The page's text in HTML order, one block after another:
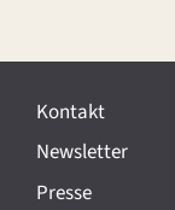
e
a
n
Kontakt
Newsletter
Presse